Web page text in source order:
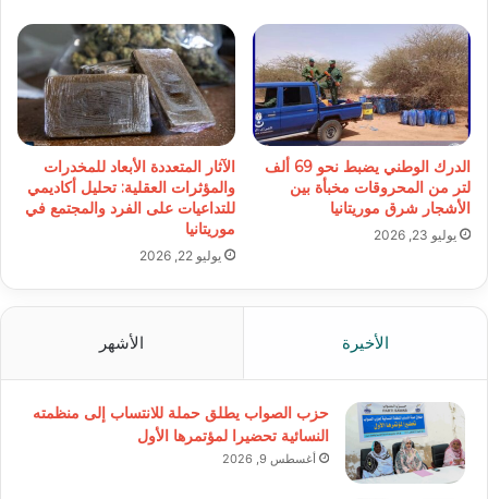
الدرك الوطني يضبط نحو 69 ألف
لتر من المحروقات مخبأة بين
الأشجار شرق موريتانيا
يوليو 23, 2026
الآثار المتعددة الأبعاد للمخدرات
والمؤثرات العقلية: تحليل أكاديمي
للتداعيات على الفرد والمجتمع في
موريتانيا
يوليو 22, 2026
الأخيرة الأشهر
حزب الصواب يطلق حملة للانتساب إلى منظمته
النسائية تحضيرا لمؤتمرها الأول
أغسطس 9, 2026